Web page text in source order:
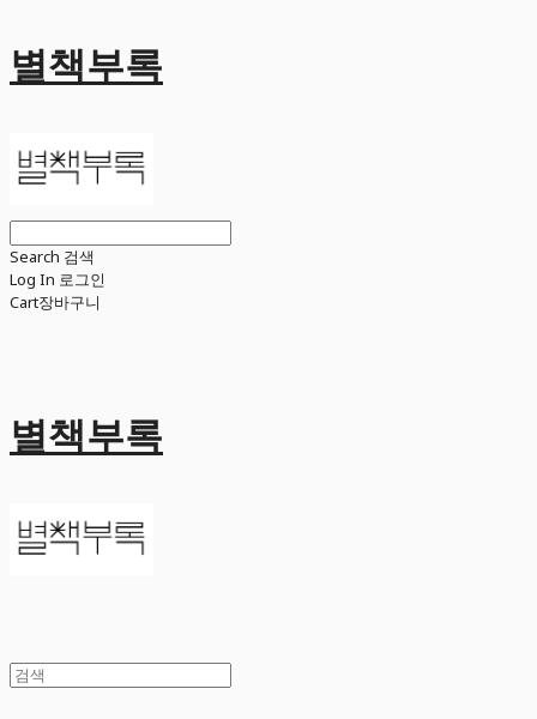
별책부록
Search 검색
Log In 로그인
Cart장바구니
별책부록